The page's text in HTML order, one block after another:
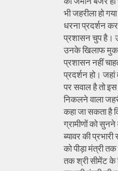
भी जहरीला हो
धरना प्रदर्शन
प्रशासन चुप है।
उनके खिलाफ
प्रशासन नहीं
प्रदर्शन हो। जहां
पर सवाल है तो
निकलने वाला
कहा जा सकता है
ग्रामीणों को
ब्यावर की
को पीड़ा मंत्री
तक श्री सीमेंट के